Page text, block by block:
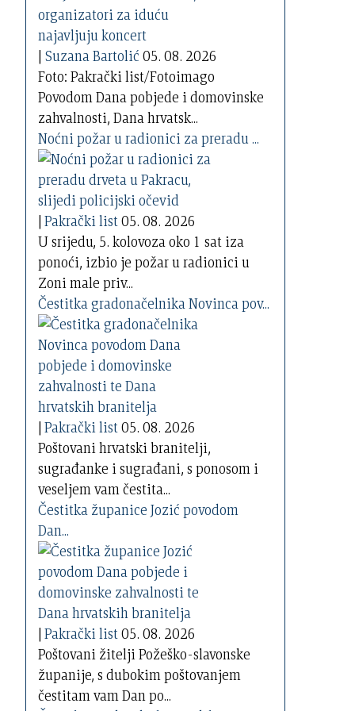
| Suzana Bartolić 05. 08. 2026
Foto: Pakrački list/Fotoimago
Povodom Dana pobjede i domovinske
zahvalnosti, Dana hrvatsk...
Noćni požar u radionici za preradu ...
|Pakrački list05. 08. 2026
U srijedu, 5. kolovoza oko 1 sat iza
ponoći, izbio je požar u radionici u
Zoni male priv...
Čestitka gradonačelnika Novinca pov...
|Pakrački list05. 08. 2026
Poštovani hrvatski branitelji,
sugrađanke i sugrađani, s ponosom i
veseljem vam čestita...
Čestitka županice Jozić povodom
Dan...
|Pakrački list05. 08. 2026
Poštovani žitelji Požeško-slavonske
županije, s dubokim poštovanjem
čestitam vam Dan po...